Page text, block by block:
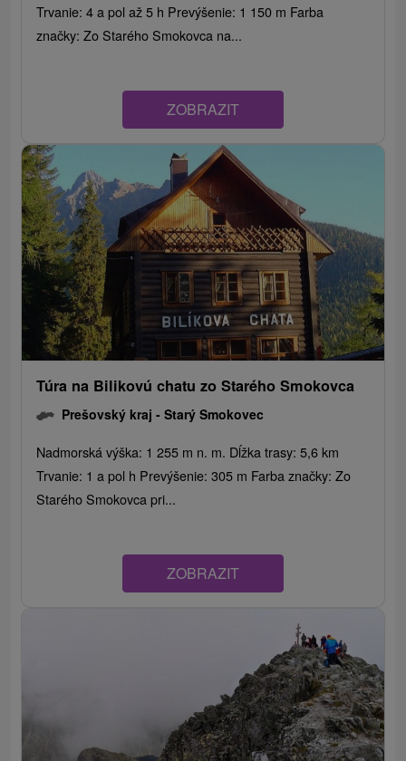
Trvanie: 4 a pol až 5 h Prevýšenie: 1 150 m Farba
značky: Zo Starého Smokovca na...
ZOBRAZIT
Túra na Bilikovú chatu zo Starého Smokovca
Prešovský kraj -Starý Smokovec
Nadmorská výška: 1 255 m n. m. Dĺžka trasy: 5,6 km
Trvanie: 1 a pol h Prevýšenie: 305 m Farba značky: Zo
Starého Smokovca pri...
ZOBRAZIT